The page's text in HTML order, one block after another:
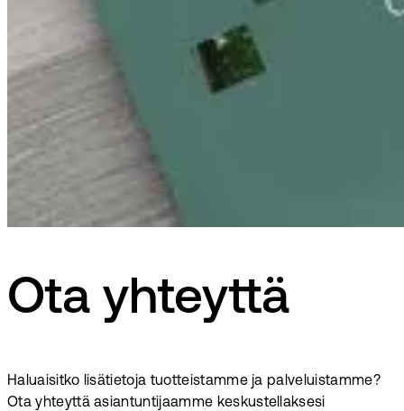
Ota yhteyttä
Haluaisitko lisätietoja tuotteistamme ja palveluistamme?
Ota yhteyttä asiantuntijaamme keskustellaksesi